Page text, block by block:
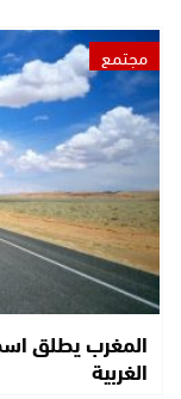
مجتمع
المغرب يطلق
الغربية